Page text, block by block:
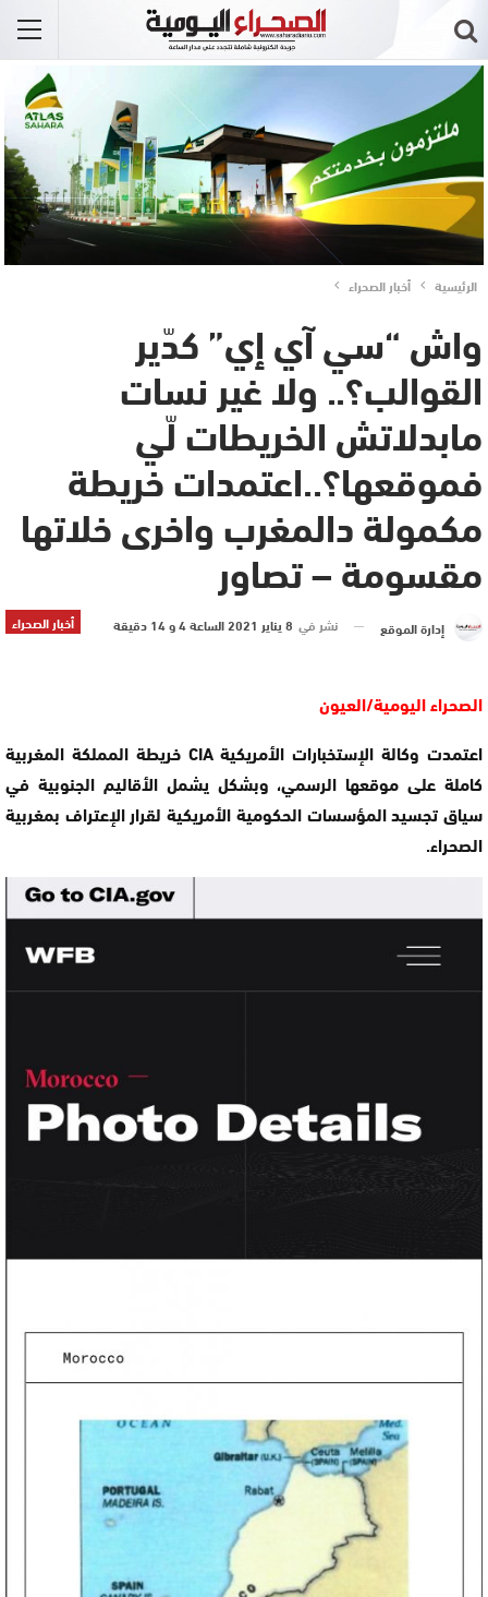
الرئيسية أخبار الصحراء
واش “سي آي إي” كدّير
القوالب؟.. ولا غير نسات
مابدلاتش الخريطات لّي
فموقعها؟..اعتمدات خريطة
مكمولة دالمغرب واخرى خلاتها
مقسومة – تصاور
أخبار الصحراء إدارة الموقع نشر في 8 يناير 2021 الساعة 4 و 14 دقيقة
الصحراء اليومية/العيون
اعتمدت وكالة الإستخبارات الأمريكية CIA خريطة المملكة المغربية
كاملة على موقعها الرسمي، وبشكل يشمل الأقاليم الجنوبية في
سياق تجسيد المؤسسات الحكومية الأمريكية لقرار الإعتراف بمغربية
الصحراء.